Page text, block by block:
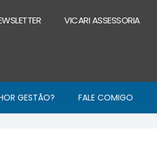
VICARI ASSESSORIA
GESTÃO? FALE COMIGO